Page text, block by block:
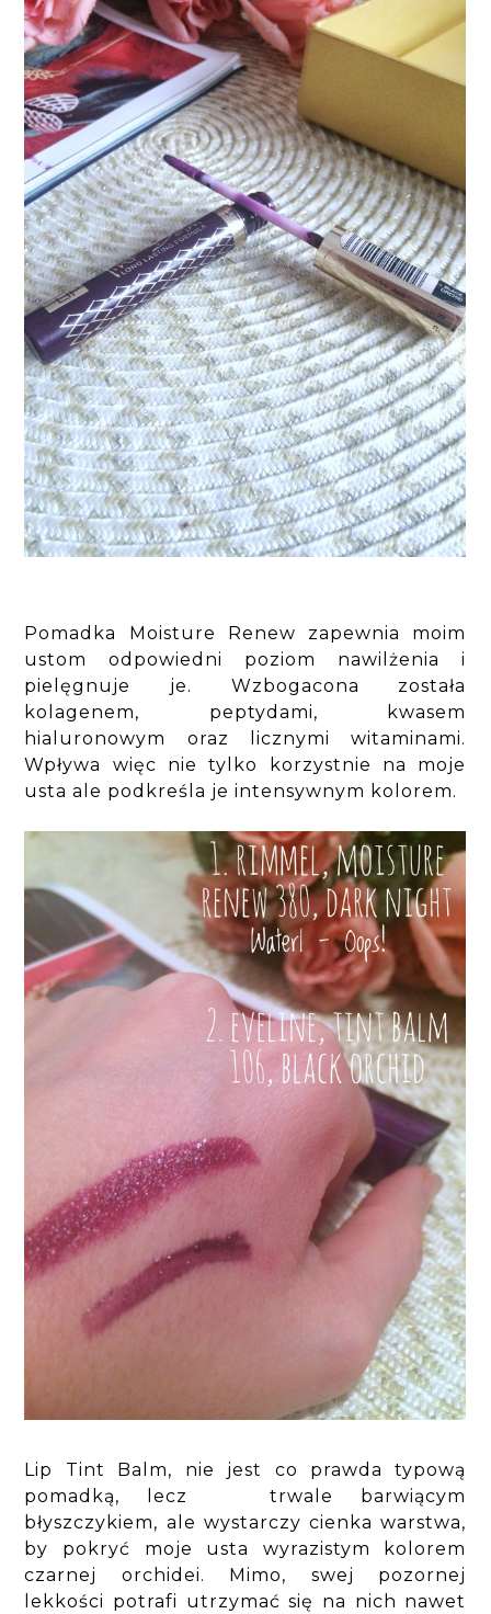
Pomadka Moisture Renew zapewnia moim
ustom odpowiedni poziom nawilżenia i
pielęgnuje je. Wzbogacona została
kolagenem, peptydami, kwasem
hialuronowym oraz licznymi witaminami.
Wpływa więc nie tylko korzystnie na moje
usta ale podkreśla je intensywnym kolorem.
Lip Tint Balm, nie jest co prawda typową
pomadką, lecz trwale barwiącym
błyszczykiem, ale wystarczy cienka warstwa,
by pokryć moje usta wyrazistym kolorem
czarnej orchidei. Mimo, swej pozornej
lekkości potrafi utrzymać się na nich nawet